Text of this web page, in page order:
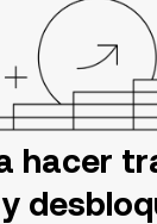
hacer